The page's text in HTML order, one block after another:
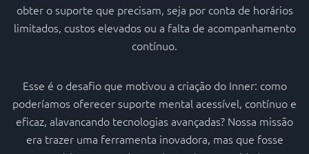
obter o suporte que precisam, seja por conta de horários
limitados, custos elevados ou a falta de acompanhamento
contínuo.
Esse é o desafio que motivou a criação do Inner: como
poderíamos oferecer suporte mental acessível, contínuo e
eficaz, alavancando tecnologias avançadas? Nossa missão
era trazer uma ferramenta inovadora, mas que fosse